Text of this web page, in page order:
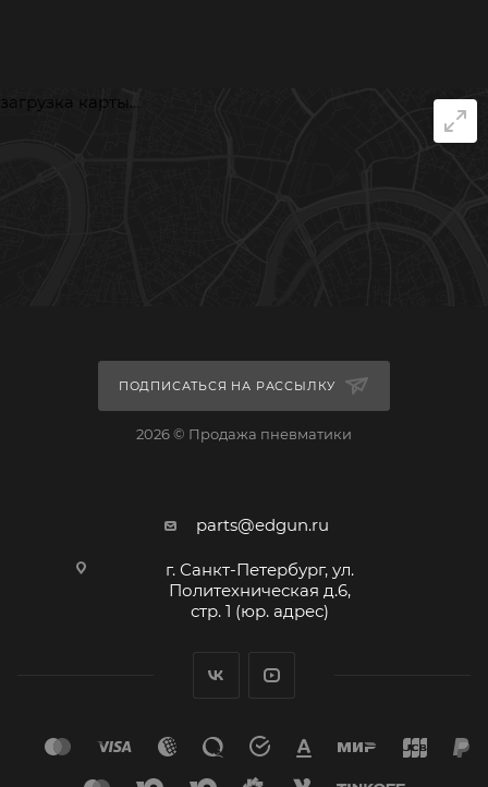
загрузка карты...
ПОДПИСАТЬСЯ НА РАССЫЛКУ
2026 © Продажа пневматики
parts@edgun.ru
г. Санкт-Петербург, ул.
Политехническая д.6,
стр. 1 (юр. адрес)